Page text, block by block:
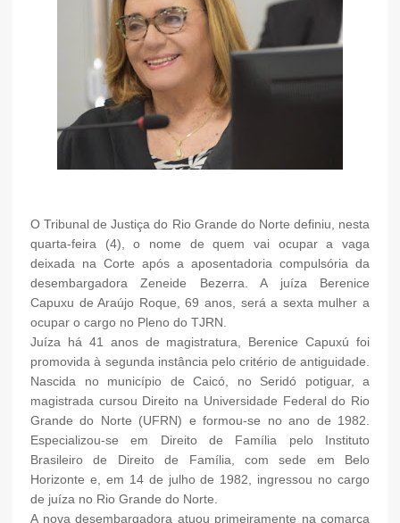
O Tribunal de Justiça do Rio Grande do Norte definiu, nesta
quarta-feira (4), o nome de quem vai ocupar a vaga
deixada na Corte após a aposentadoria compulsória da
desembargadora Zeneide Bezerra. A juíza Berenice
Capuxu de Araújo Roque, 69 anos, será a sexta mulher a
ocupar o cargo no Pleno do TJRN.
Juíza há 41 anos de magistratura, Berenice Capuxú foi
promovida à segunda instância pelo critério de antiguidade.
Nascida no município de Caicó, no Seridó potiguar, a
magistrada cursou Direito na Universidade Federal do Rio
Grande do Norte (UFRN) e formou-se no ano de 1982.
Especializou-se em Direito de Família pelo Instituto
Brasileiro de Direito de Família, com sede em Belo
Horizonte e, em 14 de julho de 1982, ingressou no cargo
de juíza no Rio Grande do Norte.
A nova desembargadora atuou primeiramente na comarca